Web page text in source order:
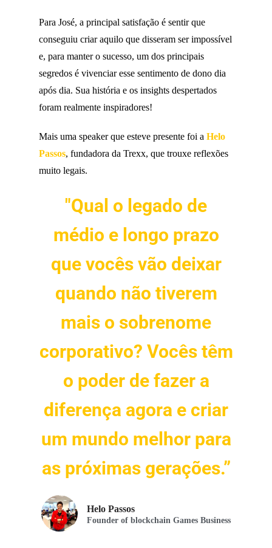
Para José, a principal satisfação é sentir que
conseguiu criar aquilo que disseram ser impossível
e, para manter o sucesso, um dos principais
segredos é vivenciar esse sentimento de dono dia
após dia. Sua história e os insights despertados
foram realmente inspiradores!
Mais uma speaker que esteve presente foi a Helo
Passos, fundadora da Trexx, que trouxe reflexões
muito legais.
"Qual o legado de
médio e longo prazo
que vocês vão deixar
quando não tiverem
mais o sobrenome
corporativo? Vocês têm
o poder de fazer a
diferença agora e criar
um mundo melhor para
as próximas gerações.”
Helo Passos
Founder of blockchain Games Business